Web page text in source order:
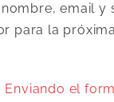
email y
para la
Enviando el